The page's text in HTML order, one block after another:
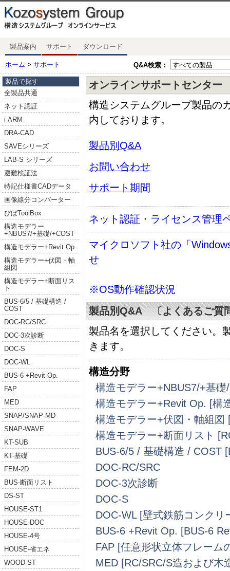
製品案内 サポート ダウンロード
Q&A検索：
ホーム > サポート
製品で探す
全製品共通
ネット認証
i-ARM
DRA-CAD
SAVEシリーズ
LAB-S シリーズ
避難検証法
特記仕様書CADデータ
画像線分コンバーター
ぴぼToolBox
構造モデラー
+NBUS7/+基礎/+COST
構造モデラー+Revit Op.
構造モデラー+伏図・軸
組図
構造モデラー+断面リス
ト
BUS-6/5 / 基礎構造 /
COST
DOC-RC/SRC
DOC-3次診断
DOC-S
DOC-WL
BUS-6 +Revit Op.
FAP
MED
SNAP/SNAP-MD
SNAP-WAVE
KT-SUB
KT-基礎
FEM-2D
BUS-断面リスト
DS-ST
HOUSE-ST1
HOUSE-DOC
HOUSE-4号
HOUSE-省エネ
WOOD-ST
オンラインサポートセンター
構造システムグループ製品の
内しております。
製品別Q&A
お問い合わせ
サポート期間
ネット認証・ライセンス管理
マイクロソフト社の「
せ
※OS動作確認状況
製品別Q&A 〔よくあるご質
製品名を選択してください。
きます。
構造分野
構造モデラー+NBUS7/+基
構造モデラー+Revit Op. [構
構造モデラー+伏図・軸組図
構造モデラー+断面リスト
BUS-6/5 / 基礎構造 / COST
DOC-RC/SRC
DOC-3次診断
DOC-S
DOC-WL [壁式鉄筋コンク
BUS-6 +Revit Op. [BUS-6
FAP [任意形状立体フレーム
MED [RC/SRC/S造および木